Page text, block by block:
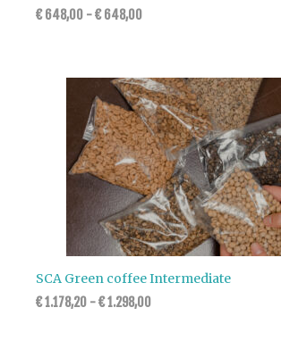
€648,00 -€648,00
SCA Green coffee Intermediate
€1.178,20 -€1.298,00